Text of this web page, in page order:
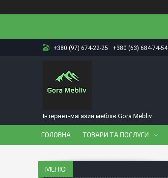
+380 (97) 674-22-25 +380 (63) 684-74-54
Інтернет-магазин меблів Gora Mebliv
ГОЛОВНА ТОВАРИ ТА ПОСЛУГИ